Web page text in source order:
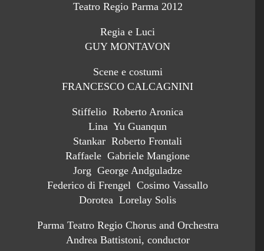
Teatro Regio Parma 2012
Regia e Luci
GUY MONTAVON
Scene e costumi
FRANCESCO CALCAGNINI
Stiffelio Roberto Aronica
Lina Yu Guanqun
Stankar Roberto Frontali
Raffaele Gabriele Mangione
Jorg George Andguladze
Federico di Frengel Cosimo Vassallo
Dorotea Lorelay Solis
Parma Teatro Regio Chorus and Orchestra
Andrea Battistoni, conductor